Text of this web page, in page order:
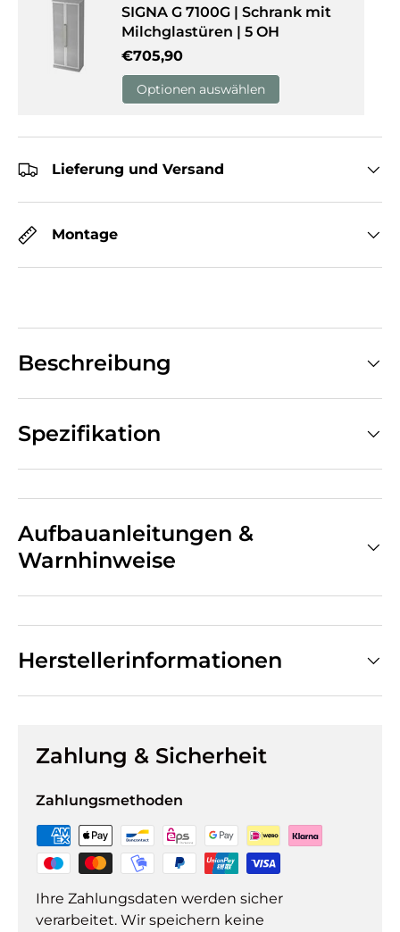
SIGNA G 7100G | Schrank mit
Milchglastüren | 5 OH
Normaler Preis
€705,90
Optionen auswählen
Lieferung und Versand
Montage
Beschreibung
Spezifikation
Aufbauanleitungen &
Warnhinweise
Herstellerinformationen
Zahlung & Sicherheit
Zahlungsmethoden
Ihre Zahlungsdaten werden sicher
verarbeitet. Wir speichern keine